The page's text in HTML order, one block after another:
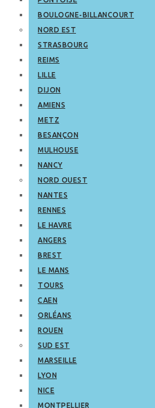
BOULOGNE-BILLANCOURT
NORD EST
STRASBOURG
REIMS
LILLE
DIJON
AMIENS
METZ
BESANÇON
MULHOUSE
NANCY
NORD OUEST
NANTES
RENNES
LE HAVRE
ANGERS
BREST
LE MANS
TOURS
CAEN
ORLÉANS
ROUEN
SUD EST
MARSEILLE
LYON
NICE
MONTPELLIER